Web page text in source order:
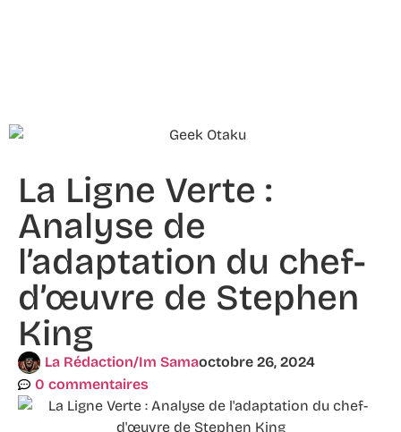
La Ligne Verte :
Analyse de
l’adaptation du chef-
d’œuvre de Stephen
King
La Rédaction/Im Samaoctobre 26, 2024
0 commentaires